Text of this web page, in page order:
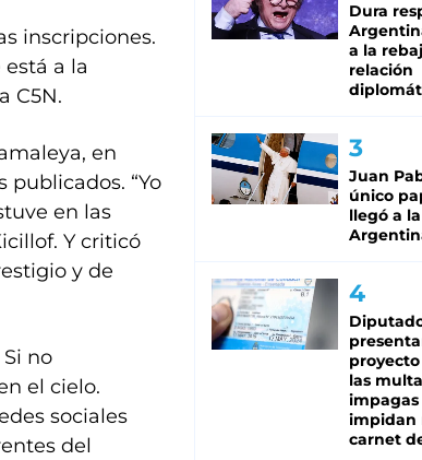
inscripciones.
a la
C5N.
en
“Yo
en las
Y criticó
y de
no
el cielo.
sociales
del
Dura
a la
relación
Juan
único
llegó a la
las
impagas
impidan
carnet